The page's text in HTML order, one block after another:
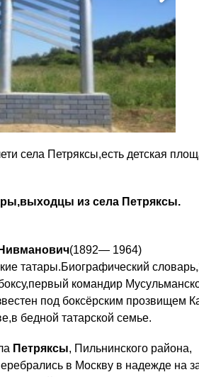
села Петряксы,есть детская
из села Петряксы.
(1892— 1964)
татары.Биографический
командир
под боксёрским прозвищем
бедной татарской семье.
Петряксы, Пильнинского района,
в Москву в надежде на